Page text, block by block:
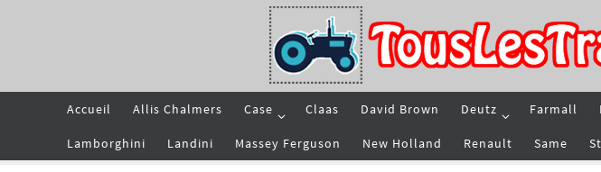
Accueil Allis Chalmers Case Claas David Brown Deutz Farmall
Lamborghini Landini Massey Ferguson New Holland Renault Same